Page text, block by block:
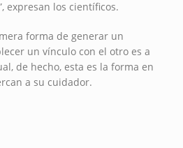
expresan los científicos.
forma de generar un
un vínculo con el otro es a
de hecho, esta es la forma en
a su cuidador.